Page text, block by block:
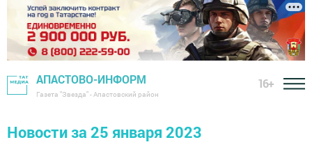
АПАСТОВО-ИНФОРМ
Газета "Звезда" - Апастовский район
16+
Новости за 25 января 2023